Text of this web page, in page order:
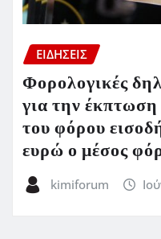
ΕΙΔΗΣΕΙΣ
Φορολογικές
για την
του φόρου
ευρώ ο μέσος
kimiforum